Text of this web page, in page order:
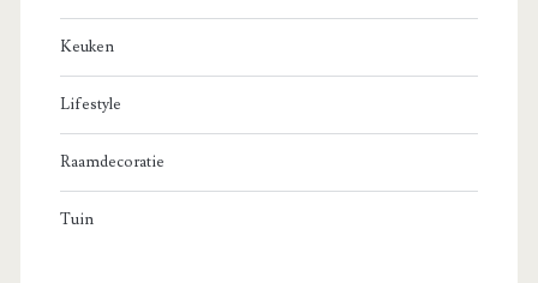
Keuken
Lifestyle
Raamdecoratie
Tuin